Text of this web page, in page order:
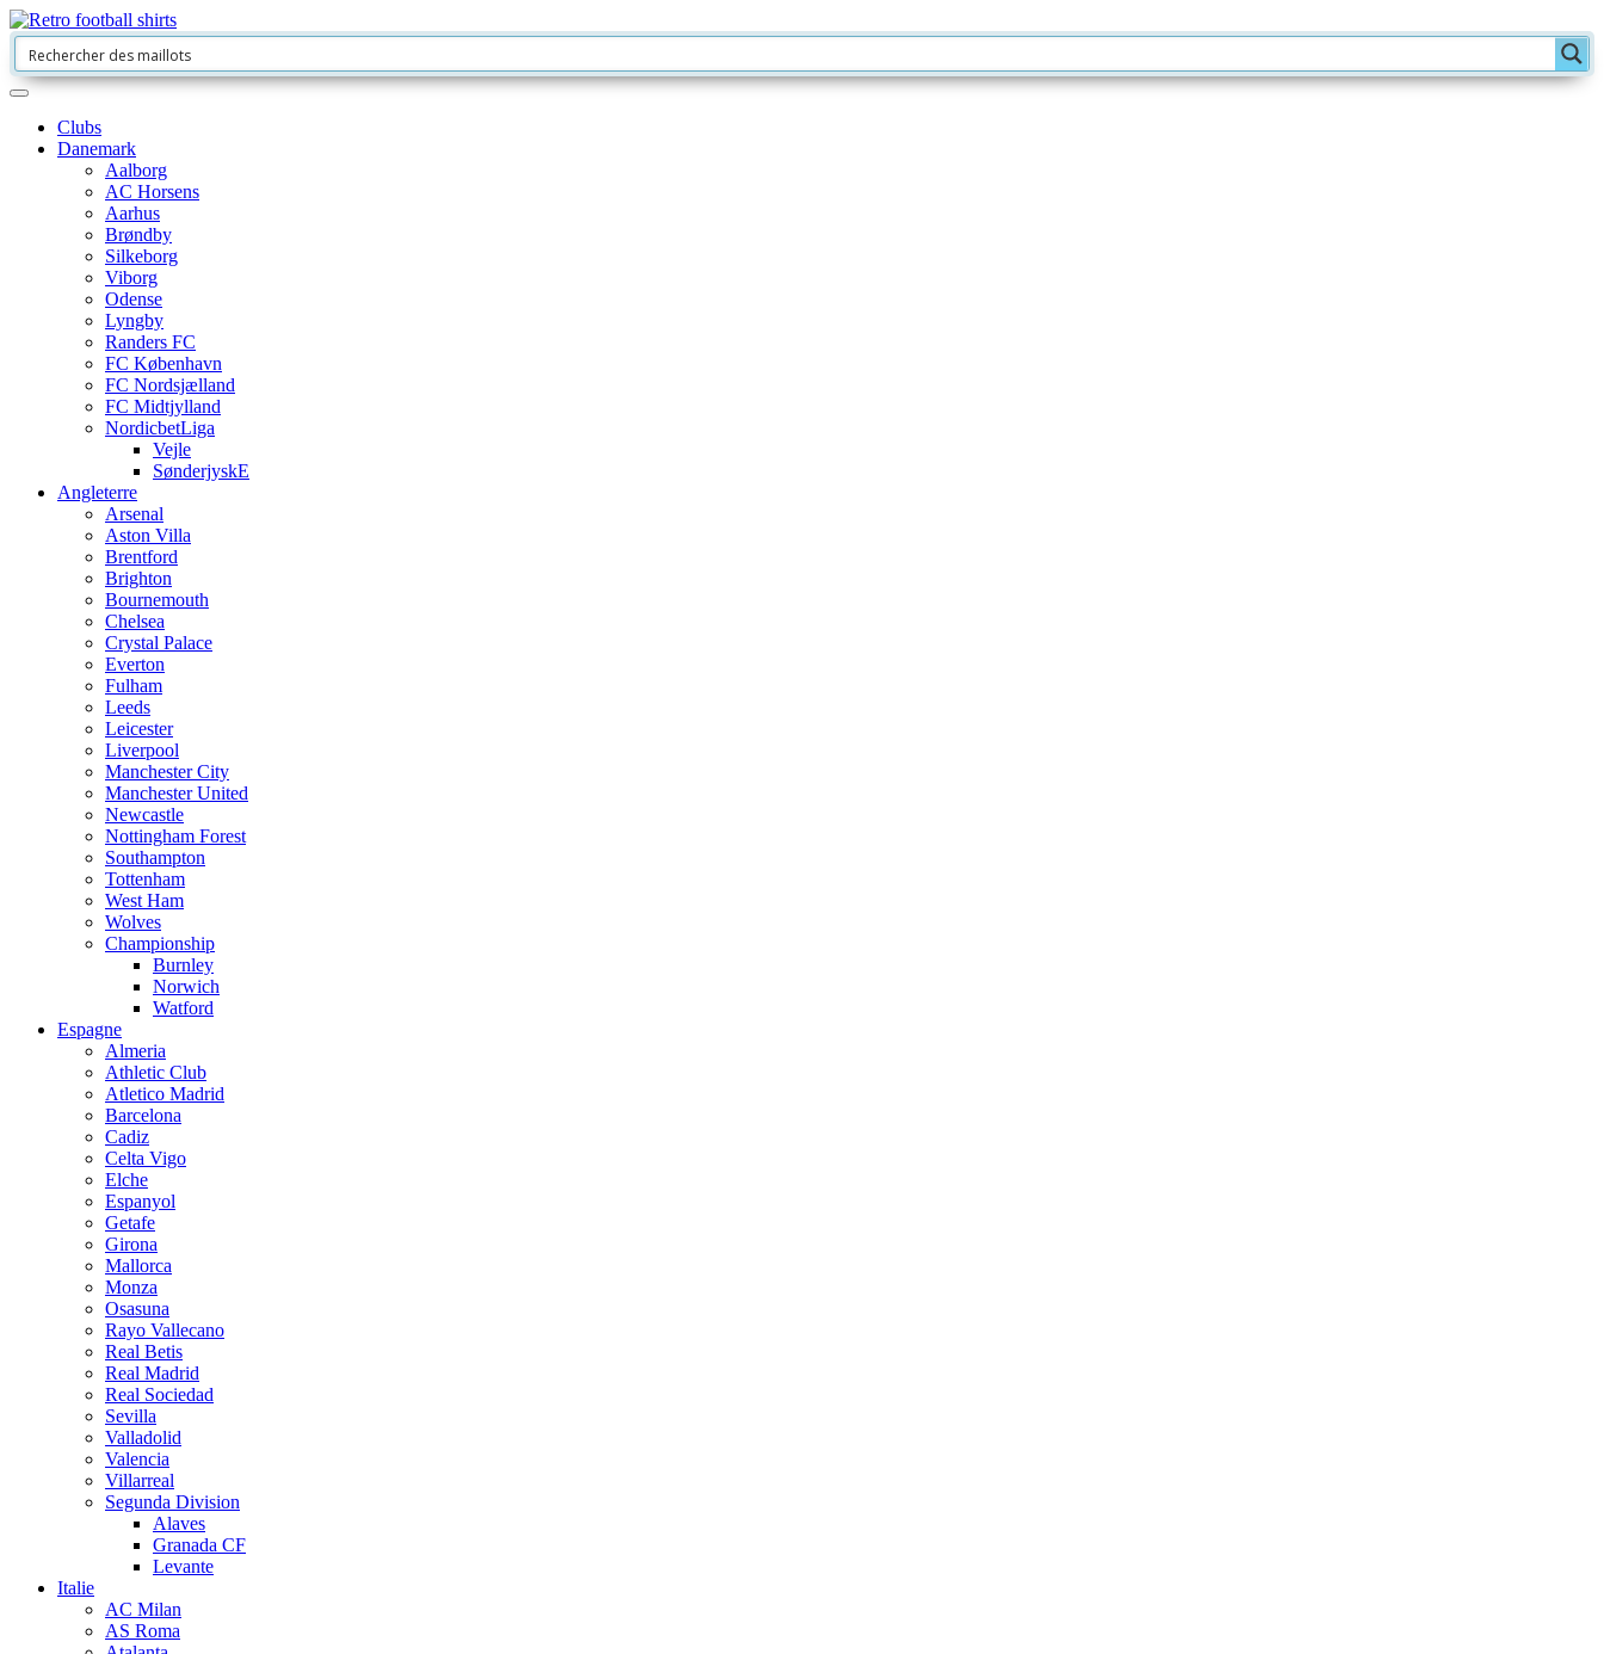
Clubs
Danemark
Aalborg
AC Horsens
Aarhus
Brøndby
Silkeborg
Viborg
Odense
Lyngby
Randers FC
FC København
FC Nordsjælland
FC Midtjylland
NordicbetLiga
Vejle
SønderjyskE
Angleterre
Arsenal
Aston Villa
Brentford
Brighton
Bournemouth
Chelsea
Crystal Palace
Everton
Fulham
Leeds
Leicester
Liverpool
Manchester City
Manchester United
Newcastle
Nottingham Forest
Southampton
Tottenham
West Ham
Wolves
Championship
Burnley
Norwich
Watford
Espagne
Almeria
Athletic Club
Atletico Madrid
Barcelona
Cadiz
Celta Vigo
Elche
Espanyol
Getafe
Girona
Mallorca
Monza
Osasuna
Rayo Vallecano
Real Betis
Real Madrid
Real Sociedad
Sevilla
Valladolid
Valencia
Villarreal
Segunda Division
Alaves
Granada CF
Levante
Italie
AC Milan
AS Roma